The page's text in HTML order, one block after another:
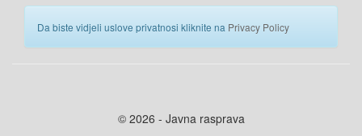
Da biste vidjeli uslove privatnosi kliknite na Privacy Policy
© 2026 - Javna rasprava